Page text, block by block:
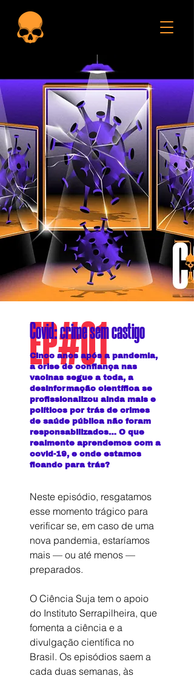
EP#01
Covid: crime sem castigo
Cinco anos após a pandemia,
a crise de confiança nas
vacinas segue a toda, a
desinformação científica se
profissionalizou ainda mais e
políticos por trás de crimes
de saúde pública não foram
responsabilizados… O que
realmente aprendemos com a
covid-19, e onde estamos
ficando para trás?
Neste episódio, resgatamos
esse momento trágico para
verificar se, em caso de uma
nova pandemia, estaríamos
mais — ou até menos —
preparados.
O Ciência Suja tem o apoio
do Instituto Serrapilheira, que
fomenta a ciência e a
divulgação científica no
Brasil. Os episódios saem a
cada duas semanas, às